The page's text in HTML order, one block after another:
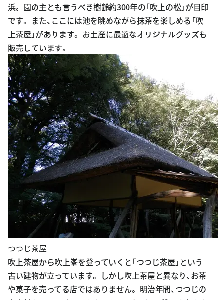
浜。 園の主とも言うべき樹齢約300年の「吹上の松」が目印
です。 また、ここには池を眺めながら抹茶を楽しめる「吹
上茶屋」があります。 お土産に最適なオリジナルグッズも
販売しています。
つつじ茶屋
吹上茶屋から吹上峯を登っていくと「つつじ茶屋」という
古い建物が立っています。 しかし吹上茶屋と異なり、お茶
や菓子を売ってる店ではありません。 明治年間、つつじの